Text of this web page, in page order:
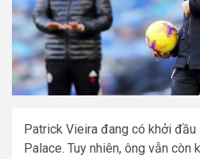
Patrick Vieira đang có khởi
Palace. Tuy nhiên, ông vẫn còn